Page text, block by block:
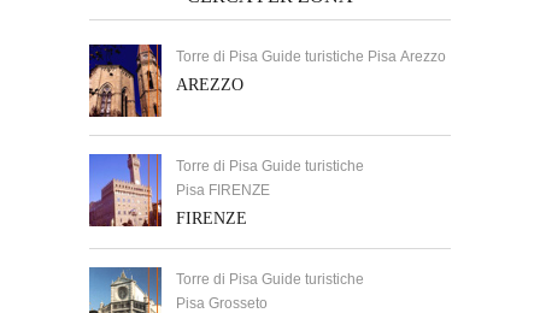
Torre di Pisa Guide turistiche Pisa Arezzo
AREZZO
Torre di Pisa Guide turistiche
Pisa FIRENZE
FIRENZE
Torre di Pisa Guide turistiche
Pisa Grosseto